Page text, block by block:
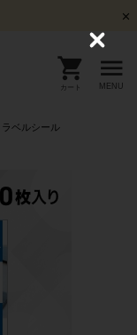
カート MENU
ラベルシール
C
o
s